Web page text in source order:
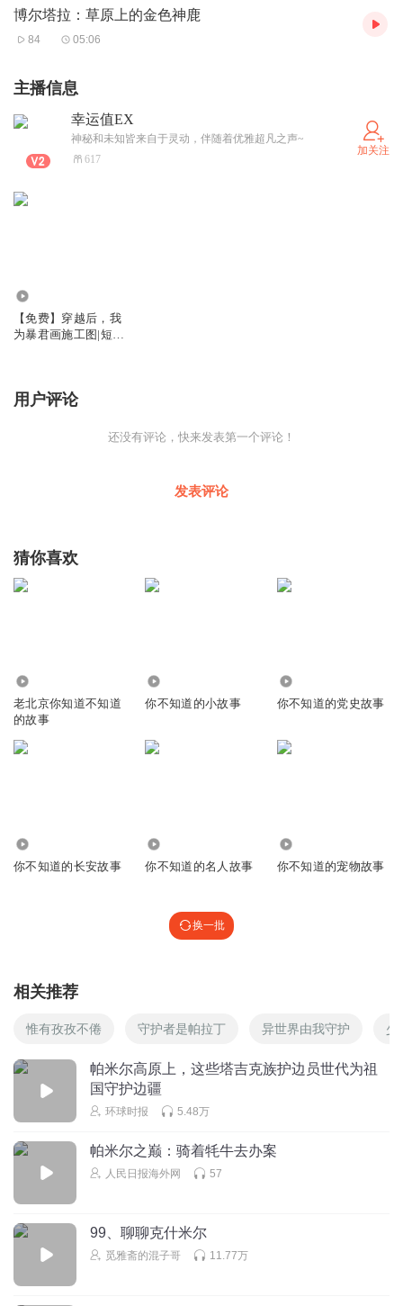
我看到了这片土地的希望。我将赋予你我的力量，去拯救你
他：“这把剑拥有守护的力量，它将助你战胜邪恶。”
阿曼接过长剑，感到一股强大的力量涌入身体。守护者继续
说道：“记住，这把剑的力量来自于这片土地，只有心怀正
义和勇气的人，才能驾驭它。一旦被贪婪和邪恶所侵蚀，剑
的力量将消失。”
之中。阿曼带着勇士们和守护者的长剑，踏上了返回部落的
路。
阿曼手持长剑，如同天神下凡，所向披靡。最终，在一场惊
心动魄的战斗后，强盗们被赶出了帕米尔高原，部落的人们
博尔塔拉：草原上的金色神鹿
84 05:06
主播信息
幸运值EX
神秘和未知皆来自于灵动，伴随着优雅超凡之声~
617
加关注
【免费】穿越后，我
为暴君画施工图|短篇
用户评论
还没有评论，快来发表第一个评论！
发表评论
猜你喜欢
老北京你知道不知道
的故事
你不知道的小故事 你不知道的党史故事
你不知道的长安故事 你不知道的名人故事 你不知道的宠物故事
换一批
相关推荐
惟有孜孜不倦 守护者是帕拉丁 异世界由我守护 少
帕米尔高原上，这些塔吉克族护边员世代为祖
国守护边疆
环球时报 5.48万
帕米尔之巅：骑着牦牛去办案
人民日报海外网 57
99、聊聊克什米尔
觅雅斋的混子哥 11.77万